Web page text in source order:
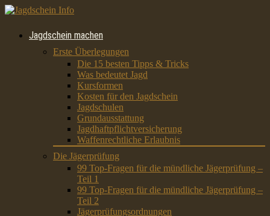
Jagdschein machen
Erste Überlegungen
Die 15 besten Tipps & Tricks
Was bedeutet Jagd
Kursformen
Kosten für den Jagdschein
Jagdschulen
Grundausstattung
Jagdhaftpflichtversicherung
Waffenrechtliche Erlaubnis
Die Jägerprüfung
99 Top-Fragen für die mündliche Jägerprüfung –
Teil 1
99 Top-Fragen für die mündliche Jägerprüfung –
Teil 2
Jägerprüfungsordnungen